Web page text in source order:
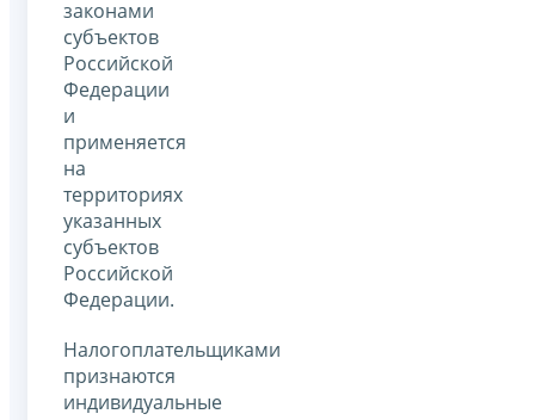
законами
субъектов
Российской
Федерации
и
применяется
на
территориях
указанных
субъектов
Российской
Федерации.
Налогоплательщиками
признаются
индивидуальные